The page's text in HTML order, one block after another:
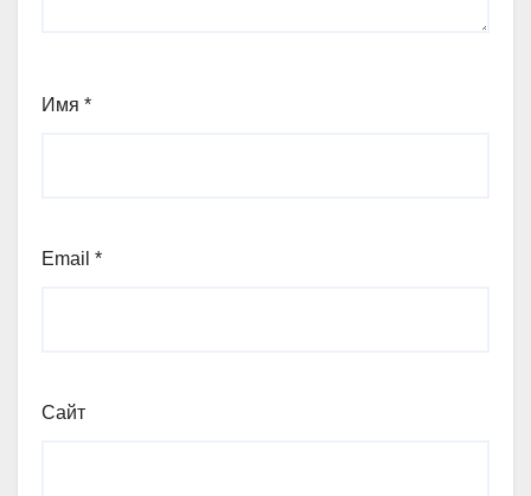
Имя *
Email *
Сайт